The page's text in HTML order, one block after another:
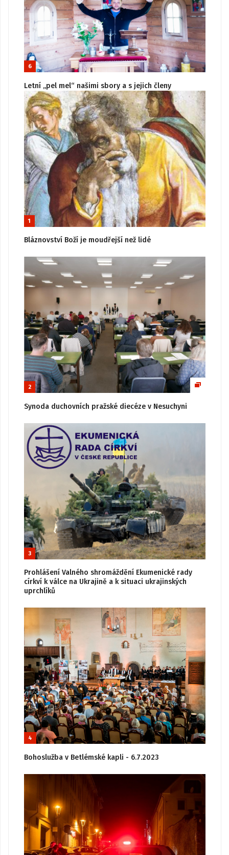
6
Letní „pel mel“ našimi sbory a s jejich členy
1
Bláznovství Boží je moudřejší než lidé
2
Synoda duchovních pražské diecéze v Nesuchyni
3
Prohlášení Valného shromáždění Ekumenické rady
církví k válce na Ukrajině a k situaci ukrajinských
uprchlíků
4
Bohoslužba v Betlémské kapli - 6.7.2023